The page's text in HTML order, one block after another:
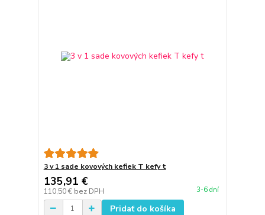
3 v 1 sade kovových kefiek T kefy t
135,91 €
110,50 € bez DPH 3-6 dní
Pridať do košíka